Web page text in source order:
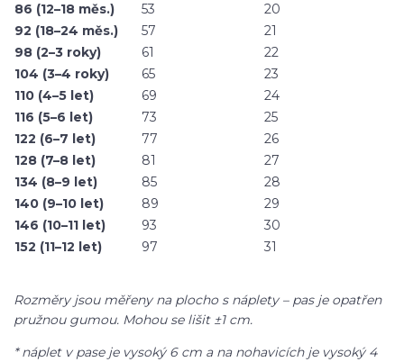
86 (12–18 měs.)
53
20
92 (18–24 měs.)
57
21
98 (2–3 roky)
61
22
104 (3–4 roky)
65
23
110 (4–5 let)
69
24
116 (5–6 let)
73
25
122 (6–7 let)
77
26
128 (7–8 let)
81
27
134 (8–9 let)
85
28
140 (9–10 let)
89
29
146 (10–11 let)
93
30
152 (11–12 let)
97 31
Rozměry jsou měřeny na plocho s náplety – pas je opatřen
pružnou gumou. Mohou se lišit ±1 cm.
* náplet v pase je vysoký 6 cm a na nohavicích je vysoký 4